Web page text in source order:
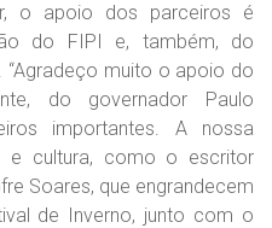
o apoio dos parceiros é
do FIPI e, também, do
“Agradeço muito o apoio do
do governador Paulo
importantes. A nossa
e cultura, como o escritor
Soares, que engrandecem
de Inverno, junto com o